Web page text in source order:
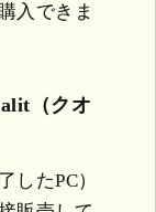
入できま
（クオ
したPC）